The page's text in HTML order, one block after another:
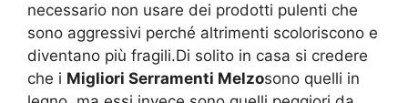
necessario non usare dei prodotti pulenti che
sono aggressivi perché altrimenti scoloriscono e
diventano più fragili.Di solito in casa si credere
che i Migliori Serramenti Melzosono quelli in